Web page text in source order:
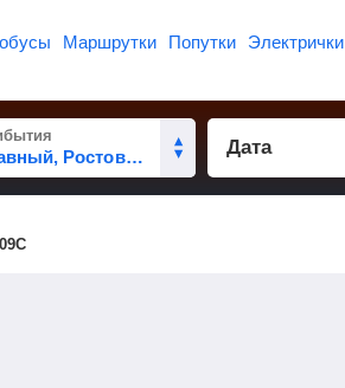
Маршрутки Попутки Электрички
Дата